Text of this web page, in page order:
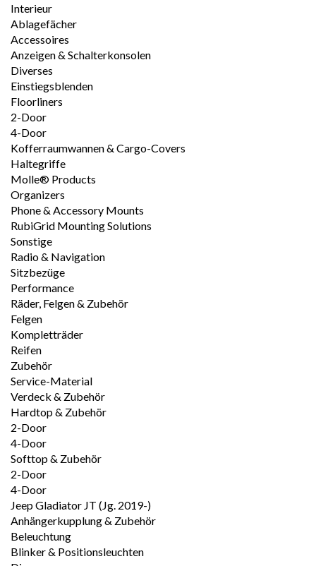
Interieur
Ablagefächer
Accessoires
Anzeigen & Schalterkonsolen
Diverses
Einstiegsblenden
Floorliners
2-Door
4-Door
Kofferraumwannen & Cargo-Covers
Haltegriffe
Molle® Products
Organizers
Phone & Accessory Mounts
RubiGrid Mounting Solutions
Sonstige
Radio & Navigation
Sitzbezüge
Performance
Räder, Felgen & Zubehör
Felgen
Kompletträder
Reifen
Zubehör
Service-Material
Verdeck & Zubehör
Hardtop & Zubehör
2-Door
4-Door
Softtop & Zubehör
2-Door
4-Door
Jeep Gladiator JT (Jg. 2019-)
Anhängerkupplung & Zubehör
Beleuchtung
Blinker & Positionsleuchten